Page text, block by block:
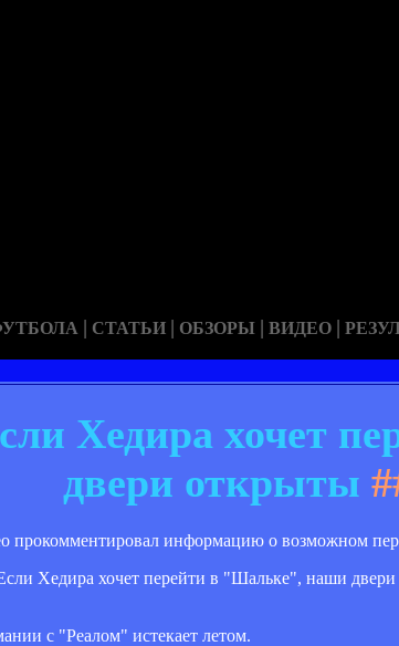
| СТАТЬИ | ОБЗОРЫ | ВИДЕО |
Хедира хочет
двери открыты
прокомментировал информацию о возможном
Хедира хочет перейти в "Шальке", наши
с "Реалом" истекает летом.